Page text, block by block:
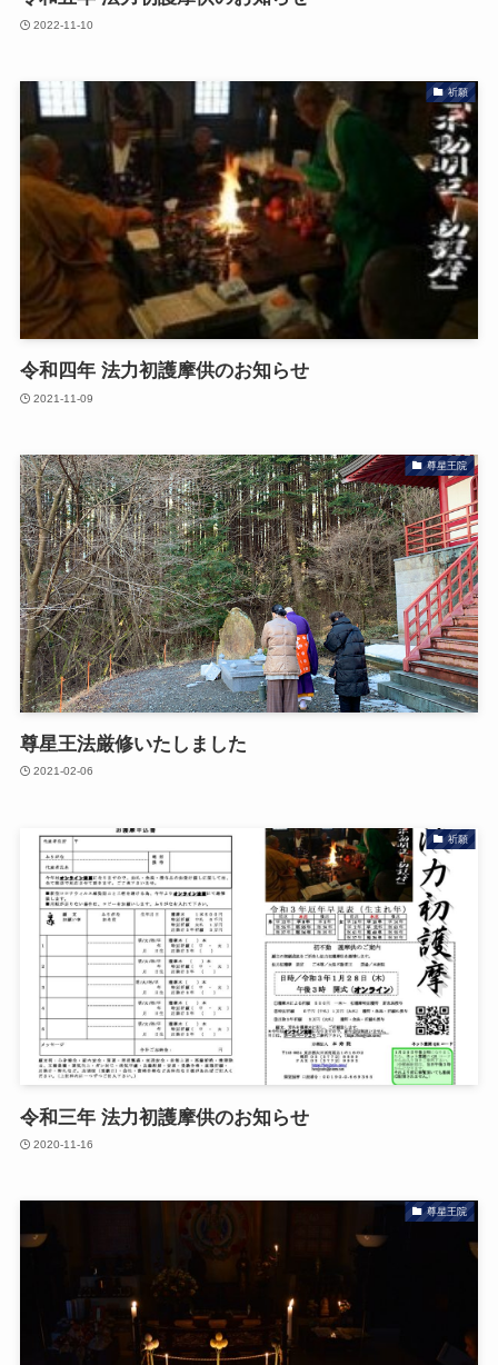
2022-11-10
祈願
令和四年 法力初護摩供のお知らせ
2021-11-09
尊星王院
尊星王法厳修いたしました
2021-02-06
祈願
令和三年 法力初護摩供のお知らせ
2020-11-16
尊星王院